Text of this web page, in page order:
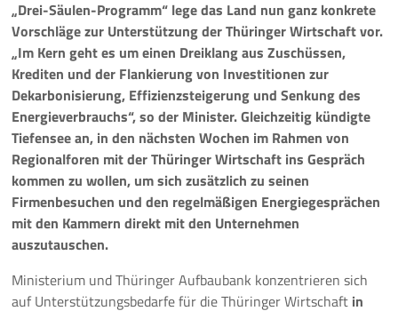
Positionen
Jobs
Mediathek
Akkreditierung
Mehr
„Drei-Säulen-Programm“ lege das Land nun ganz konkrete
Vorschläge zur Unterstützung der Thüringer Wirtschaft vor.
„Im Kern geht es um einen Dreiklang aus Zuschüssen,
Krediten und der Flankierung von Investitionen zur
Dekarbonisierung, Effizienzsteigerung und Senkung des
Energieverbrauchs“, so der Minister. Gleichzeitig kündigte
Tiefensee an, in den nächsten Wochen im Rahmen von
Regionalforen mit der Thüringer Wirtschaft ins Gespräch
kommen zu wollen, um sich zusätzlich zu seinen
Firmenbesuchen und den regelmäßigen Energiegesprächen
mit den Kammern direkt mit den Unternehmen
auszutauschen.
Ministerium und Thüringer Aufbaubank konzentrieren sich
auf Unterstützungsbedarfe für die Thüringer Wirtschaft in